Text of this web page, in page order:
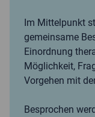
Im Mittelpunkt
gemeinsame
Einordnung
Möglichkeit,
Vorgehen mit
Besprochen